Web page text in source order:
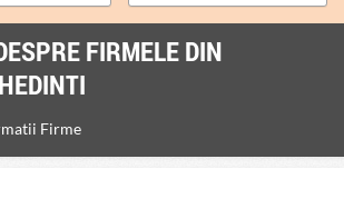
FIRMELE DIN
Firme